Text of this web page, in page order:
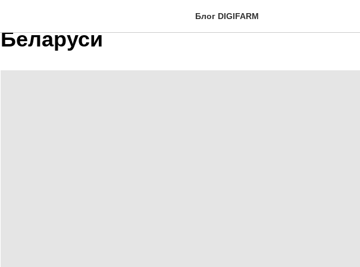
Блог DIGIFARM
Новая установка системы АРКА
Беларуси